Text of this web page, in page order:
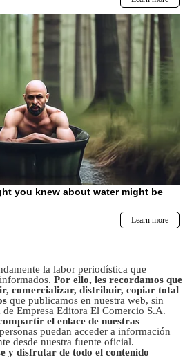
la labor periodística que
Por ello, les recordamos que
comercializar, distribuir, copiar total
que publicamos en nuestra web, sin
Empresa Editora El Comercio S.A.
el enlace de nuestras
puedan acceder a información
desde nuestra fuente oficial.
y disfrutar de todo el contenido